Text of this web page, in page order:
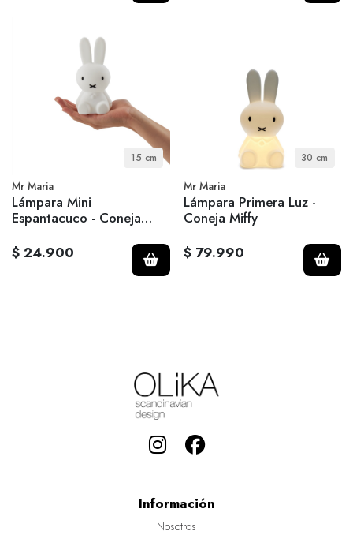
15 cm
Mr Maria
Lámpara Mini
Espantacuco - Coneja
$ 24.900
30 cm
Mr Maria
Lámpara Primera Luz -
Coneja Miffy
$ 79.990
Información
Nosotros